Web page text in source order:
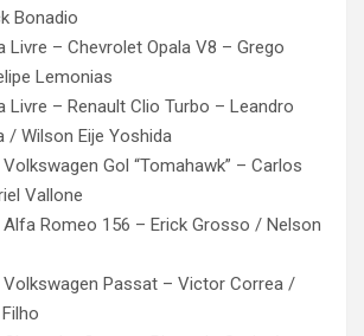
Bonadio
Livre – Chevrolet Opala V8 – Grego
Lemonias
Livre – Renault Clio Turbo – Leandro
/ Wilson Eije Yoshida
Gol “Tomahawk” – Carlos
Vallone
Romeo 156 – Erick Grosso / Nelson
Passat – Victor Correa /